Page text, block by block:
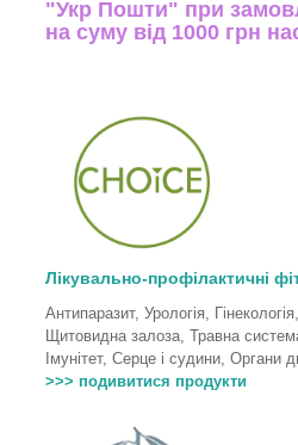
"Укр Пошти" при
на суму від 1000 грн
Лікувально-профілактичні
Антипаразит, Урологія,
Щитовидна залоза, Травна
Імунітет, Серце і судини, Органи
>>> подивитися продукти